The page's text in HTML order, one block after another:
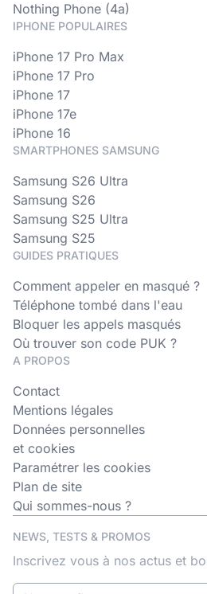
Nothing Phone (4a)
IPHONE POPULAIRES
iPhone 17 Pro Max
iPhone 17 Pro
iPhone 17
iPhone 17e
iPhone 16
SMARTPHONES SAMSUNG
Samsung S26 Ultra
Samsung S26
Samsung S25 Ultra
Samsung S25
GUIDES PRATIQUES
Comment appeler en masqué ?
Téléphone tombé dans l'eau
Bloquer les appels masqués
Où trouver son code PUK ?
A PROPOS
Contact
Mentions légales
Données personnelles
et cookies
Paramétrer les cookies
Plan de site
Qui sommes-nous ?
NEWS, TESTS & PROMOS
Inscrivez vous à nos actus et